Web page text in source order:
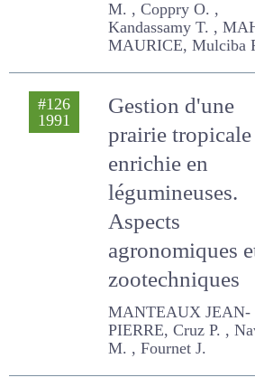
ALEXANDRE G., Boval
Coppry O. ,
MAHIEU MAURICE,
P.
#126
Gestion d'une
prairie tropicale
enrichie en
légumineuses.
Aspects
agronomiques et
zootechniques
MANTEAUX JEAN-
Cruz P. , Naves M. ,
J.